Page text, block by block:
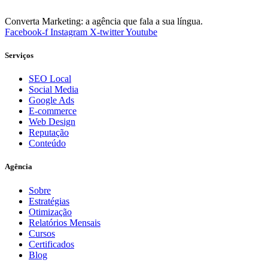
Converta Marketing: a agência que fala a sua língua.
Facebook-f Instagram X-twitterYoutube
Serviços
SEO Local
Social Media
Google Ads
E-commerce
Web Design
Reputação
Conteúdo
Agência
Sobre
Estratégias
Otimização
Relatórios Mensais
Cursos
Certificados
Blog